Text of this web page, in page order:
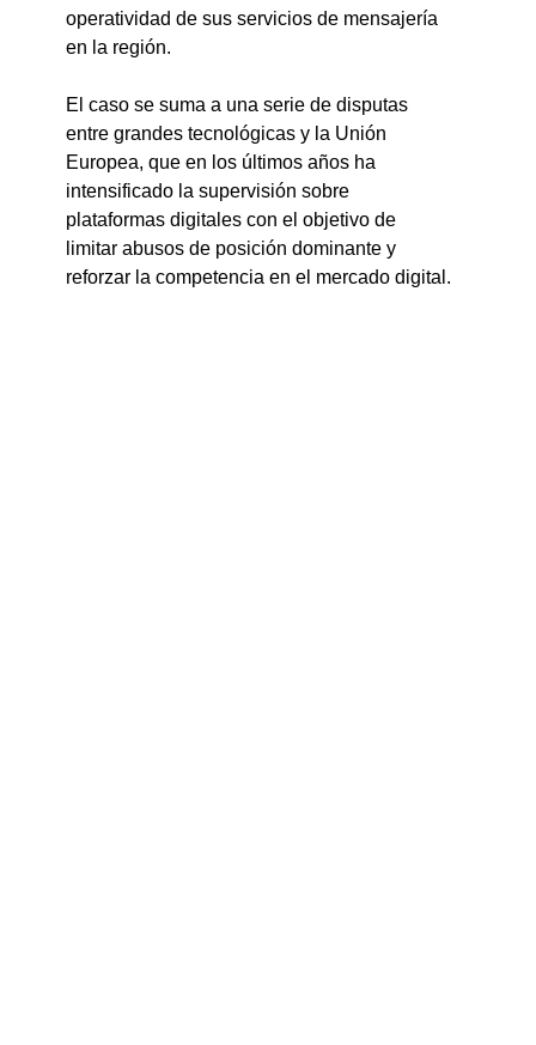
operatividad de sus servicios de mensajería
en la región.
El caso se suma a una serie de disputas
entre grandes tecnológicas y la Unión
Europea, que en los últimos años ha
intensificado la supervisión sobre
plataformas digitales con el objetivo de
limitar abusos de posición dominante y
reforzar la competencia en el mercado digital.